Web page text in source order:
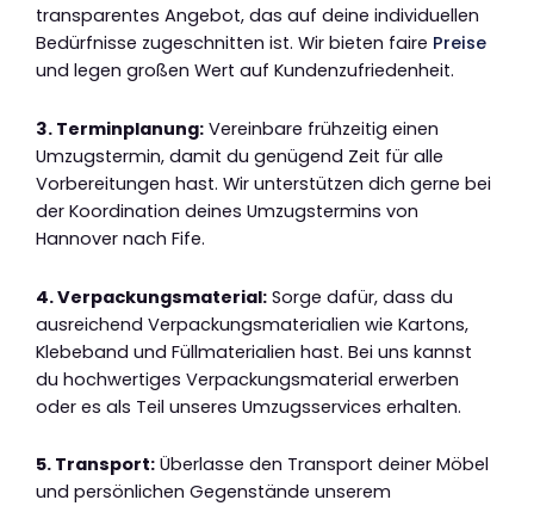
transparentes Angebot, das auf deine individuellen
Bedürfnisse zugeschnitten ist. Wir bieten faire Preise
und legen großen Wert auf Kundenzufriedenheit.
3. Terminplanung: Vereinbare frühzeitig einen
Umzugstermin, damit du genügend Zeit für alle
Vorbereitungen hast. Wir unterstützen dich gerne bei
der Koordination deines Umzugstermins von
Hannover nach Fife.
4. Verpackungsmaterial: Sorge dafür, dass du
ausreichend Verpackungsmaterialien wie Kartons,
Klebeband und Füllmaterialien hast. Bei uns kannst
du hochwertiges Verpackungsmaterial erwerben
oder es als Teil unseres Umzugsservices erhalten.
5. Transport: Überlasse den Transport deiner Möbel
und persönlichen Gegenstände unserem